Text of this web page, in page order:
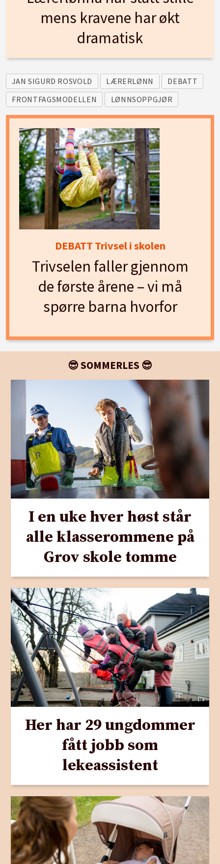
mens kravene har økt
dramatisk
JAN SIGURD ROSVOLD LÆRERLØNN
DEBATT
FRONTFAGSMODELLEN
LØNNSOPPGJØR
DEBATT Trivsel i skolen
Trivselen faller gjennom
de første årene – vi må
spørre barna hvorfor
😎 SOMMERLES 😎
I en uke hver høst står
alle klasserommene på
Grov skole tomme
Her har 29 ungdommer
fått jobb som
lekeassistent